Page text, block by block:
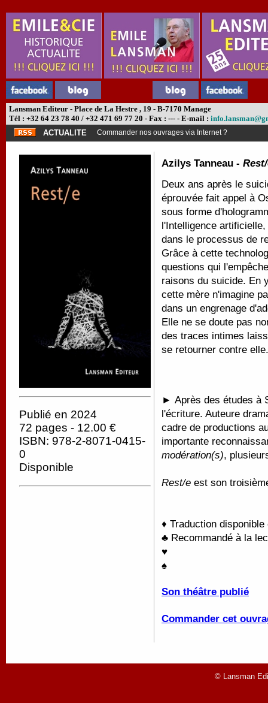
Lansman Editeur - Place de La Hestre , 19 - B-7170 Manage
Tél : +32 64 23 78 40 / +32 471 69 77 20 - Fax : --- - E-mail :
ACTUALITE
Commander nos ouvrages via Internet ?
Publié en 2024
72 pages - 12.00 €
ISBN: 978-2-8071-0415-
0
Disponible
Azilys Tanneau -
Deux ans après le
éprouvée fait appel à
sous forme
l'Intelligence
dans le processus de
Grâce à cette
questions qui
raisons du suicide. En
cette mère n'imagine
dans un engrenage
Elle ne se doute pas
des traces intimes
se retourner contre
► Après des études à
l'écriture. Auteure
cadre de productions
importante
modération(s),
Rest/e est son
♦ Traduction
♣ Recommandé à la
♥
♠
Son théâtre publié
Commander cet
© Lansman